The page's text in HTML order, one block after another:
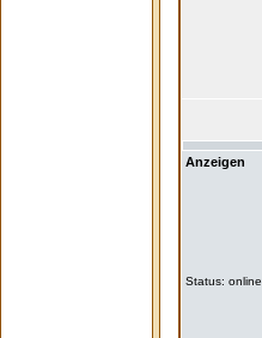
Anzeigen
Status: online